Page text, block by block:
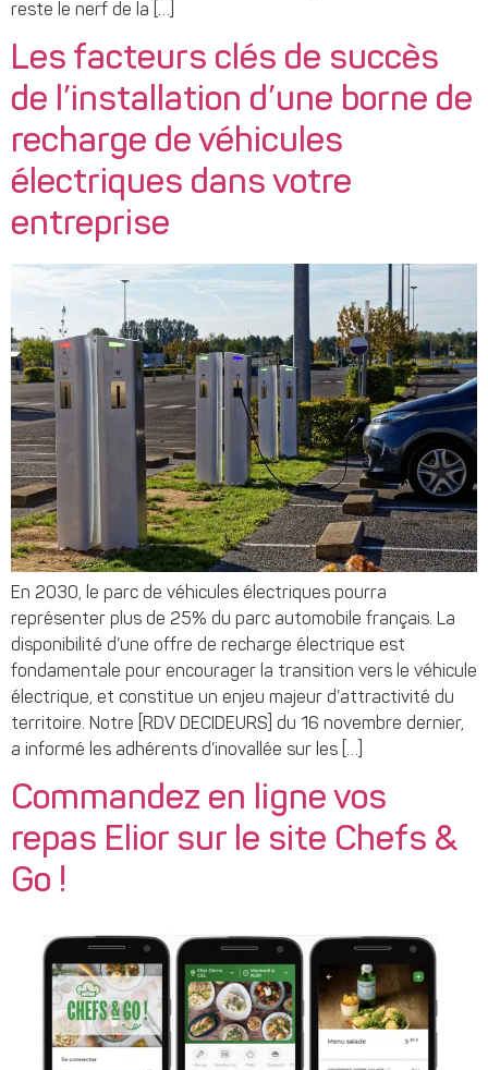
reste le nerf de la […]
Les facteurs clés de succès
de l’installation d’une borne de
recharge de véhicules
électriques dans votre
entreprise
En 2030, le parc de véhicules électriques pourra
représenter plus de 25% du parc automobile français. La
disponibilité d’une offre de recharge électrique est
fondamentale pour encourager la transition vers le véhicule
électrique, et constitue un enjeu majeur d’attractivité du
territoire. Notre [RDV DECIDEURS] du 16 novembre dernier,
a informé les adhérents d’inovallée sur les […]
Commandez en ligne vos
repas Elior sur le site Chefs &
Go !